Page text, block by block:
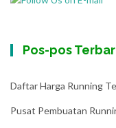
Pos-pos
Daftar Harga Running
Pusat Pembuatan